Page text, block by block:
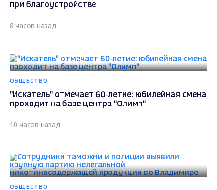
при благоустройстве
8 часов назад
ОБЩЕСТВО
"Искатель" отмечает 60‑летие: юбилейная смена
проходит на базе центра "Олимп"
10 часов назад
ОБЩЕСТВО